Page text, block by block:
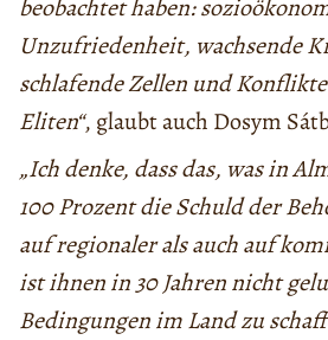
beobachtet haben:
Unzufriedenheit, wachsende
schlafende Zellen und
Eliten“, glaubt auch Dosym
„Ich denke, dass das, was in
100 Prozent die Schuld der
auf regionaler als auch auf
ist ihnen in 30 Jahren nicht
Bedingungen im Land zu